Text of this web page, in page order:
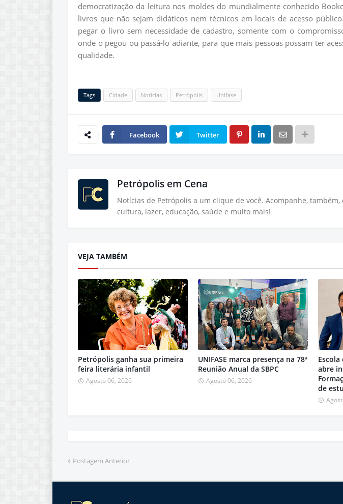
democratização da leitura nos moldes do mundialmente conhecido
livros que não sejam didáticos nem técnicos em locais de acesso
pegar o livro sem necessidade de cadastro, somente com o
onde o pegou ou passá-lo adiante, para que mais pessoas possam ter
qualidade.
Tags Cidade Notícias Petrópolis Unifase
Facebook Twitter
Petrópolis em Cena
Notícias de Petrópolis a um clique de você. Acompanhe,
cultura, lazer, educação, saúde e muito mais!
VEJA TAMBÉM
Petrópolis ganha sua primeira
feira literária infantil
Agosto 06, 2026
UNIFASE marca presença na 78ª
Reunião Anual da SBPC
Agosto 06, 2026
Escola
abre
de
Postagem Anterior